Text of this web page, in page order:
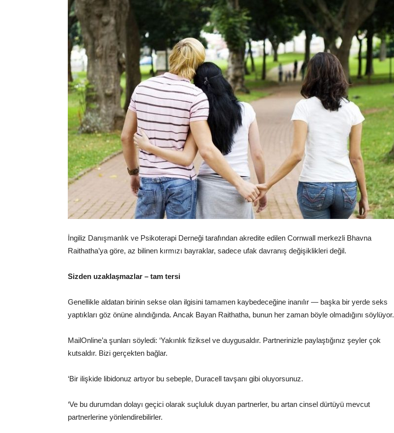
İngiliz Danışmanlık ve Psikoterapi Derneği tarafından akredite edilen Cornwall merkezli Bhavna
Raithatha’ya göre, az bilinen kırmızı bayraklar, sadece ufak davranış değişiklikleri değil.
Sizden uzaklaşmazlar – tam tersi
Genellikle aldatan birinin sekse olan ilgisini tamamen kaybedeceğine inanılır — başka bir yerde seks
yaptıkları göz önüne alındığında. Ancak Bayan Raithatha, bunun her zaman böyle olmadığını söylüyor.
MailOnline’a şunları söyledi: ‘Yakınlık fiziksel ve duygusaldır. Partnerinizle paylaştığınız şeyler çok
kutsaldır. Bizi gerçekten bağlar.
‘Bir ilişkide libidonuz artıyor bu sebeple, Duracell tavşanı gibi oluyorsunuz.
‘Ve bu durumdan dolayı geçici olarak suçluluk duyan partnerler, bu artan cinsel dürtüyü mevcut
partnerlerine yönlendirebilirler.